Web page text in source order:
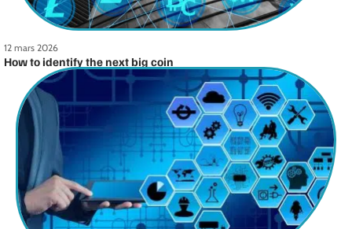
12 mars 2026
How to identify the next big coin